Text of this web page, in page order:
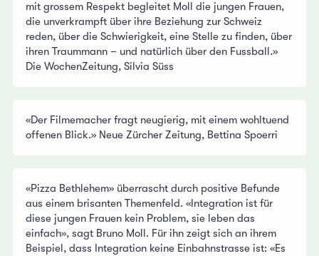
mit grossem Respekt begleitet Moll die jungen Frauen,
die unverkrampft über ihre Beziehung zur Schweiz
reden, über die Schwierigkeit, eine Stelle zu finden, über
ihren Traummann – und natürlich über den Fussball.»
Die WochenZeitung, Silvia Süss
«Der Filmemacher fragt neugierig, mit einem wohltuend
offenen Blick.» Neue Zürcher Zeitung, Bettina Spoerri
«Pizza Bethlehem» überrascht durch positive Befunde
aus einem brisanten Themenfeld. «Integration ist für
diese jungen Frauen kein Problem, sie leben das
einfach», sagt Bruno Moll. Für ihn zeigt sich an ihrem
Beispiel, dass Integration keine Einbahnstrasse ist: «Es